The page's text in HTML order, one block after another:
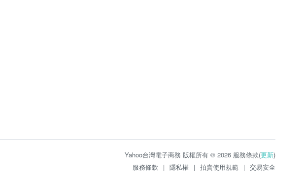
Yahoo台灣電子商務 版權所有 © 2026 服務條款(更新)
服務條款
| 隱私權 | 拍賣使用規範 | 交易安全